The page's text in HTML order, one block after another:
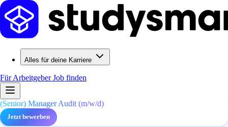
Alles für deine Karriere
Für ArbeitgeberJob finden
(Senior) Manager Audit (m/w/d)
Jetzt bewerben